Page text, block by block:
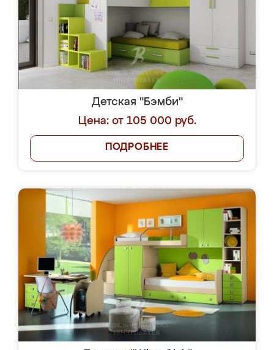
Детская "Бэмби"
Цена: от 105 000 руб.
ПОДРОБНЕЕ